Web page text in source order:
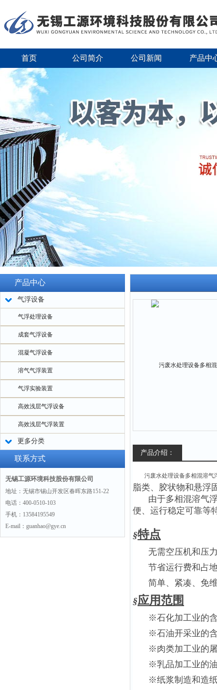
首页 公司简介 公司新闻 产品中
产品中心
气浮设备
气浮处理设备
成套气浮设备
混凝气浮设备
溶气气浮装置
气浮实验装置
高效浅层气浮设备
高效浅层气浮装置
更多分类
联系方式
无锡工源环境科技股份有限公司
地址：无锡市锡山开发区春晖东路151-22
电话：400-0510-103
手机：13584195549
E-mail：guanhao@gye.cn
产品介绍：
污废水处理设备多相混溶气
脂类、胶状物和悬浮
由于多相混溶气
便、运行稳定可靠等
§特点
无需空压机和压
节省运行费和占
简单、紧凑、免
§应用范围
※石化加工业的
※石油开采业的
※肉类加工业的
※乳品加工业的
※纸浆制造和造